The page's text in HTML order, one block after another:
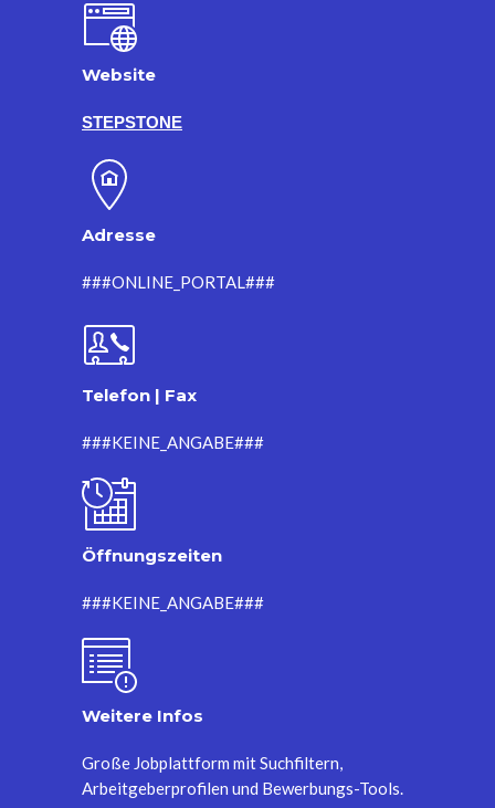
Website
STEPSTONE
Adresse
###ONLINE_PORTAL###
Telefon | Fax
###KEINE_ANGABE###
Öffnungszeiten
###KEINE_ANGABE###
Weitere Infos
Große Jobplattform mit Suchfiltern,
Arbeitgeberprofilen und Bewerbungs-Tools.